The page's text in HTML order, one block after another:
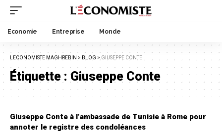
Economie Entreprise Monde
LECONOMISTE MAGHREBIN > BLOG > GIUSEPPE CONTE
Étiquette :Giuseppe Conte
Giuseppe Conte à l’ambassade de Tunisie à Rome pour
annoter le registre des condoléances